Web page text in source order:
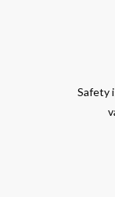
Safety